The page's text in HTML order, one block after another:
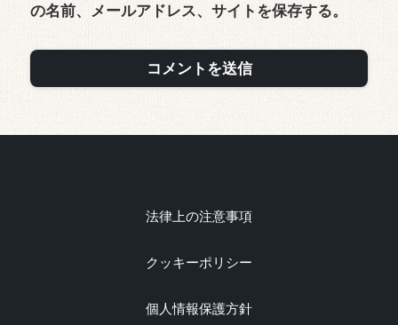
の名前、メールアドレス、サイトを保存する。
法律上の注意事項
クッキーポリシー
個人情報保護方針